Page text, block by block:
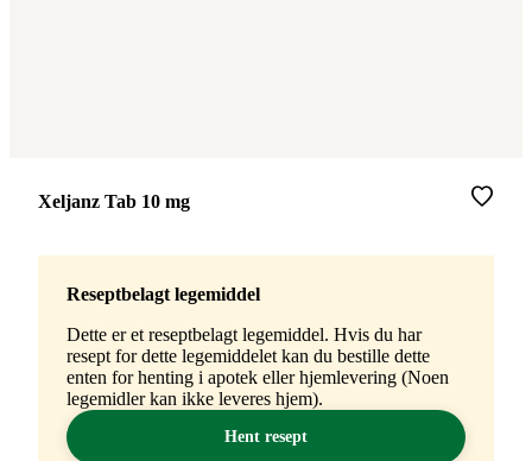
Merke:
Xeljanz Tab 10 mg
Reseptbelagt legemiddel
Dette er et reseptbelagt legemiddel. Hvis du har
resept for dette legemiddelet kan du bestille dette
enten for henting i apotek eller hjemlevering (Noen
legemidler kan ikke leveres hjem).
Hent resept